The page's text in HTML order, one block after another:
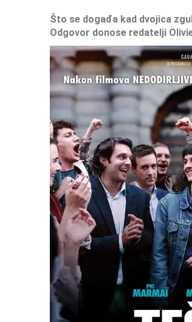
Što se događa kad dvojica
Odgovor donose redatelji